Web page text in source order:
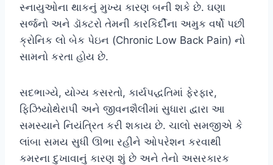
સ્નાયુઓના થાકનું મુખ્ય કારણ બની શકે છે. ઘણા
સર્જનો અને ડૉક્ટરો તેમની કારકિર્દીના અમુક વર્ષો પછી
ક્રોનિક લો બેક પેઇન (Chronic Low Back Pain) નો
સામનો કરતા હોય છે.
સદભાગ્યે, યોગ્ય કસરતો, કાર્યપદ્ધતિમાં ફેરફાર,
ફિઝિયોથેરાપી અને જીવનશૈલીમાં સુધારા દ્વારા આ
સમસ્યાને નિયંત્રિત કરી શકાય છે. ચાલો સમજીએ કે
લાંબા સમય સુધી ઊભા રહીને ઓપરેશન કરવાથી
કમરના દુખાવાનું કારણ શું છે અને તેનો અસરકારક